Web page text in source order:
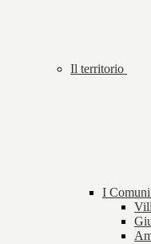
Il territorio
I Comuni